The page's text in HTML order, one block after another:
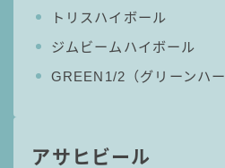
濃いめのレモンサワー
三ツ星グレフルサワー
99.99（フォーナイン）
キレートレモンサワー
トリスハイボール
ジムビームハイボール
GREEN1/2（グリーンハー
アサヒビール